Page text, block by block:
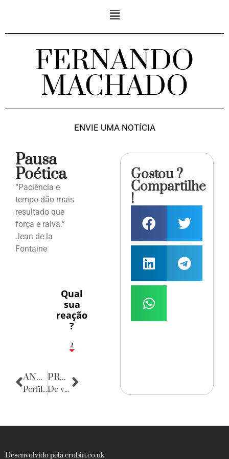
FERNANDO
MACHADO
ENVIE UMA NOTÍCIA
Pausa
Poética
“Paciência e
tempo dão mais
resultado que
força e raiva.”
Jean de la
Fontaine
Qual
sua
reação
?
1
7
ANTERIOR
Perfil do consumidor: Carminha Queiroz
PRÓXIMA
De volta para o passado
Gostou ?
Compartilhe
!
Desenvolvido pela crobin.co.uk